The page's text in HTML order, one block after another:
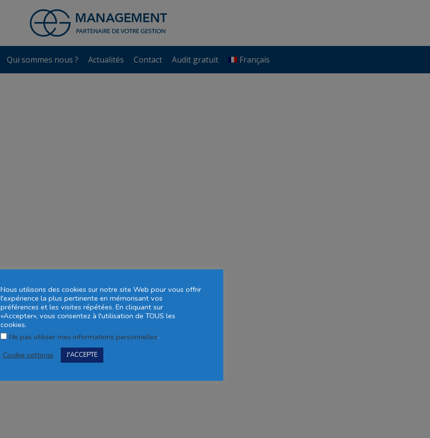
Qui sommes nous ? Actualités Contact Audit gratuit Français
Nous utilisons des cookies sur notre site Web pour vous offrir
l'expérience la plus pertinente en mémorisant vos
préférences et les visites répétées. En cliquant sur
«Accepter», vous consentez à l'utilisation de TOUS les
cookies.
Ne pas utiliser mes informations personnelles.
Cookie settings
J'ACCEPTE
Qui sommes nous ? Actualités Contact